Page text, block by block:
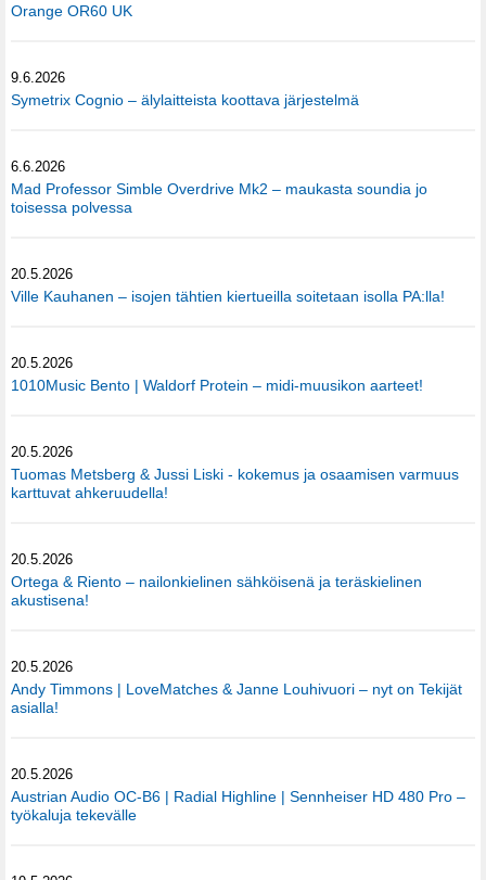
Orange OR60 UK
9.6.2026
Symetrix Cognio – älylaitteista koottava järjestelmä
6.6.2026
Mad Professor Simble Overdrive Mk2 – maukasta soundia jo
toisessa polvessa
20.5.2026
Ville Kauhanen – isojen tähtien kiertueilla soitetaan isolla PA:lla!
20.5.2026
1010Music Bento | Waldorf Protein – midi-muusikon aarteet!
20.5.2026
Tuomas Metsberg & Jussi Liski - kokemus ja osaamisen varmuus
karttuvat ahkeruudella!
20.5.2026
Ortega & Riento – nailonkielinen sähköisenä ja teräskielinen
akustisena!
20.5.2026
Andy Timmons | LoveMatches & Janne Louhivuori – nyt on Tekijät
asialla!
20.5.2026
Austrian Audio OC-B6 | Radial Highline | Sennheiser HD 480 Pro –
työkaluja tekevälle